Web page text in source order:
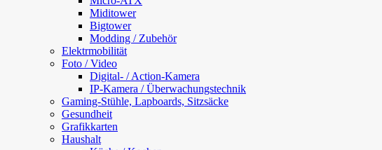
Miditower
Bigtower
Modding / Zubehör
Elektrmobilität
Foto / Video
Digital- / Action-Kamera
IP-Kamera / Überwachungstechnik
Gaming-Stühle, Lapboards, Sitzsäcke
Gesundheit
Grafikkarten
Haushalt